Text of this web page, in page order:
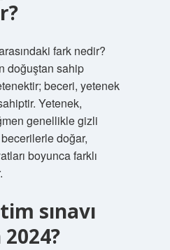
fark nedir?
doğuştan sahip
beceri, yetenek
Yetenek,
genellikle gizli
doğar,
boyunca farklı
sınavı